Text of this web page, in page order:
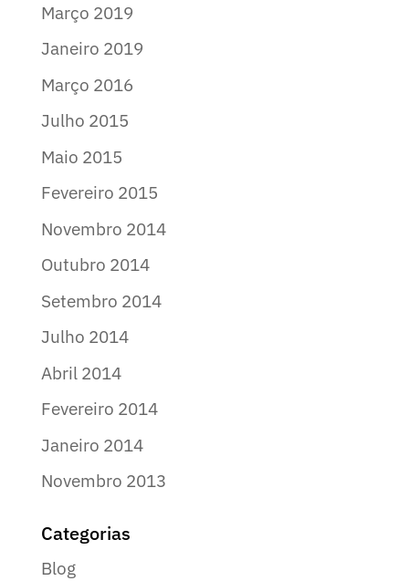
Março 2019
Janeiro 2019
Março 2016
Julho 2015
Maio 2015
Fevereiro 2015
Novembro 2014
Outubro 2014
Setembro 2014
Julho 2014
Abril 2014
Fevereiro 2014
Janeiro 2014
Novembro 2013
Categorias
Blog